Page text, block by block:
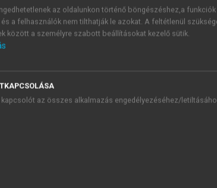
az oldalunkon történő böngészéshez,a funkciók
a felhasználók nem tilthatják le azokat. A feltétlenül
között a személyre szabott beállításokat kezelő sütik.
kapcsolót az összes alkalmazás engedélyezéséhez/